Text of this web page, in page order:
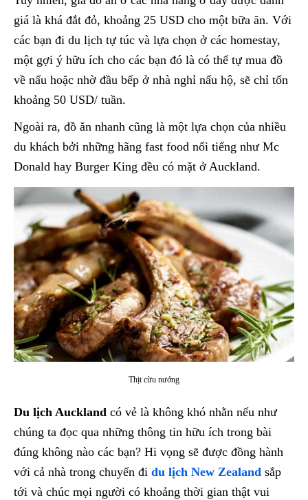
giá là khá đắt đỏ, khoảng 25 USD cho một bữa ăn. Với
các bạn đi du lịch tự túc và lựa chọn ở các homestay,
một gợi ý hữu ích cho các bạn đó là có thể tự mua đồ
về nấu hoặc nhờ đầu bếp ở nhà nghỉ nấu hộ, sẽ chỉ tốn
khoảng 50 USD/ tuần.
Ngoài ra, đồ ăn nhanh cũng là một lựa chọn của nhiều
du khách bởi những hãng fast food nổi tiếng như Mc
Donald hay Burger King đều có mặt ở Auckland.
Thịt cừu nướng
Du lịch Auckland có vẻ là không khó nhằn nếu như
chúng ta đọc qua những thông tin hữu ích trong bài
đúng không nào các bạn? Hi vọng sẽ được đồng hành
với cả nhà trong chuyến đi du lịch New Zealand sắp
tới và chúc mọi người có khoảng thời gian thật vui